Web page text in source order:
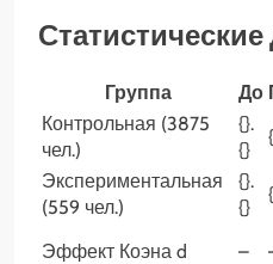
Группа До
Контрольная (3875
чел.)
{}.
{}
Экспериментальная
(559 чел.)
{}.
{}
Эффект Коэна d –